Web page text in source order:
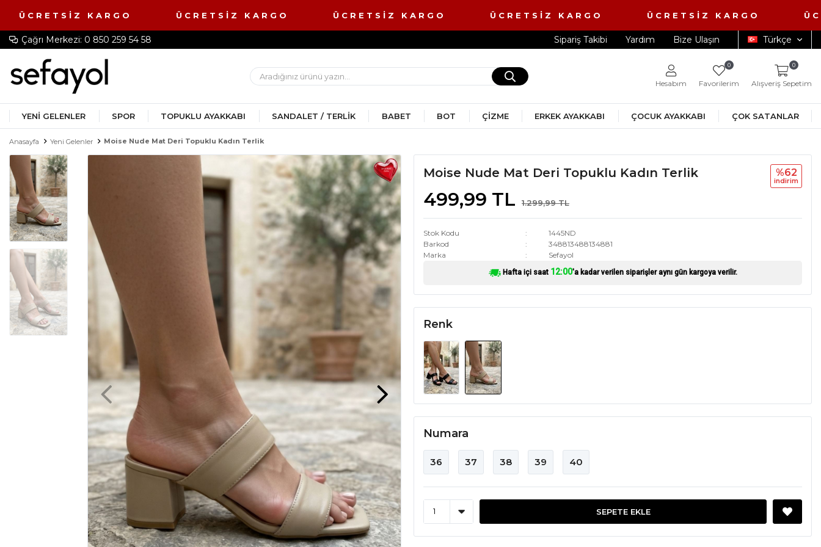
KARGO ÜCRETSİZ KARGO ÜCRETSİZ KARGO ÜCRETSİZ KARGO ÜCRETSİZ KARGO
Çağrı Merkezi: 0 850 259 54 58 Sipariş Takibi Yardım Bize Ulaşın Türkçe
Hesabım Favorilerim
0
Alışveriş Sepetim
0
YENI GELENLER SPOR TOPUKLU AYAKKABI SANDALET / TERLIK BABET BOT ÇIZME ERKEK AYAKKABI ÇOCUK AYAKKABI ÇOK SATANLAR
Anasayfa Yeni Gelenler Moise Nude Mat Deri Topuklu Kadın Terlik
Moise Nude Mat Deri Topuklu Kadın Terlik
499,99 TL 1.299,99 TL
%62
i̇ndi̇ri̇m
Stok Kodu
1445ND
Barkod
348813488134881
Marka
Sefayol
Hafta içi saat 12:00'a kadar verilen siparişler aynı gün kargoya verilir.
Renk
Numara
36 37 38 39 40
SEPETE EKLE